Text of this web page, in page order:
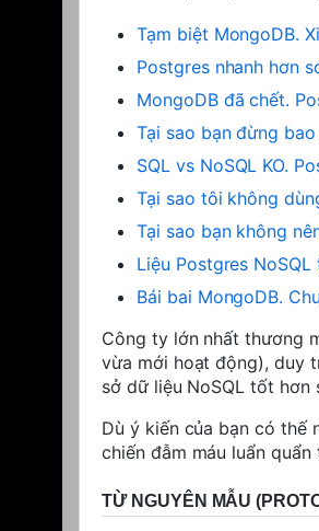
Tạm biệt MongoDB.
Postgres nhanh hơn
MongoDB đã chết.
Tại sao bạn đừng
SQL vs NoSQL KO.
Tại sao tôi không
Tại sao bạn không
Liệu Postgres
Bái bai MongoDB.
Công ty lớn nhất thương
vừa mới hoạt động), duy
sở dữ liệu NoSQL tốt hơn
Dù ý kiến ​​của bạn có thế
chiến đẫm máu luẩn
TỪ NGUYÊN MẪU